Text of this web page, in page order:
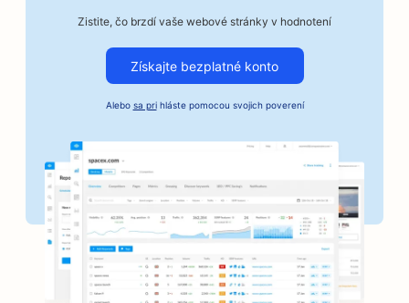
SEO pre podniky v automobilovom priemysle
SEO pre služby kaucií
SEO pre banky
SEO pre pekárne
SEO pre holičstvá
SEO pre grilovacie zariadenia
SEO pre butiky
Zistite, čo brzdí vaše webové stránky v hodnotení
Získajte bezplatné konto
Alebo sa prihláste pomocou svojich poverení